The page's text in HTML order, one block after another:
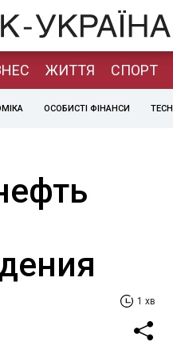
ЖИТТЯ СПОРТ
ОСОБИСТІ ФІНАНСИ TECH
1 хв